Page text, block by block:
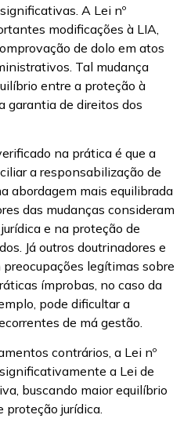
A Lei nº
modificações à LIA,
de dolo em atos
Tal mudança
entre a proteção à
garantia de direitos dos
na prática é que a
a responsabilização de
abordagem mais equilibrada
das mudanças consideram
e na proteção de
Já outros doutrinadores e
legítimas sobre
ímprobas, no caso da
pode dificultar a
de má gestão.
contrários, a Lei nº
a Lei de
buscando maior equilíbrio
jurídica.